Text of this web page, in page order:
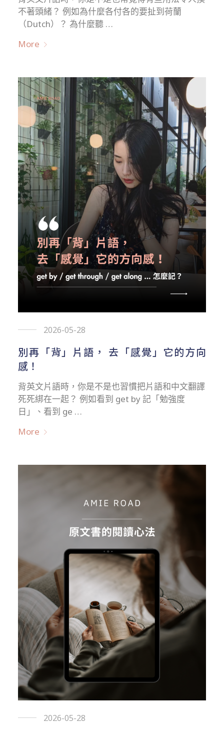
不著頭緒？ 例如為什麼各付各的要扯到荷蘭
（Dutch）？ 為什麼聽 …
More
2026-05-28
別再「背」片語， 去「感覺」它的方向
感！
背英文片語時，你是不是也習慣把片語和中文翻譯
死死綁在一起？ 例如看到 get by 記「勉強度
日」、看到 ge …
More
2026-05-28